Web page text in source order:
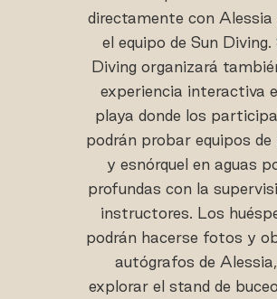
directamente con Alessia
el equipo de Sun Diving.
Diving organizará
experiencia interactiva
playa donde los
podrán probar equipos de
y esnórquel en aguas
profundas con la
instructores. Los
podrán hacerse fotos y
autógrafos de
explorar el stand de